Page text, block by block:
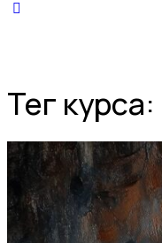
Тег курса: